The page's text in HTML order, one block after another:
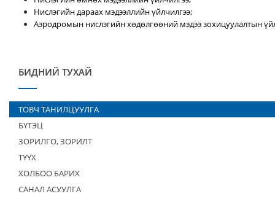
Нислэгийн дараах мэдээллийн үйлчилгээ;
Аэродромын нислэгийн хөдөлгөөний мэдээ зохицуулалтын
БИДНИЙ ТУХАЙ
ТОВЧ ТАНИЛЦУУЛГА
БҮТЭЦ
ЗОРИЛГО, ЗОРИЛТ
ТҮҮХ
ХОЛБОО БАРИХ
САНАЛ АСУУЛГА